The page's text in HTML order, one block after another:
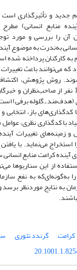
جدید و تأثیرگذاری
منابع انسانی) مطرح
آن را بررسی و مورد
به‌ندرت به موضوع
به کارکنان پرداخته
که می‌توانند باعث
روش پژوهش،
جامعه موردتحقیق، 14 نفر از
ـ گلوله برفی)
باز، انتخابی و
با کدگذاری نظری،
و زمینه‌های تغییرات
استخراج می‌نماید. با
آینده کرامت منابع
از این سناریوها
به‌گونه‌ای‌که به نفع
به نتایج موردنظر
کرامت گرندد تئوری